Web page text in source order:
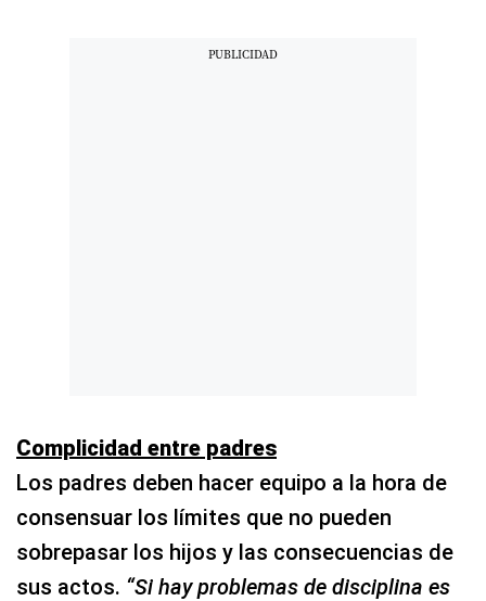
Complicidad entre padres
Los padres deben hacer equipo a la hora de
consensuar los límites que no pueden
sobrepasar los hijos y las consecuencias de
sus actos. “Si hay problemas de disciplina es